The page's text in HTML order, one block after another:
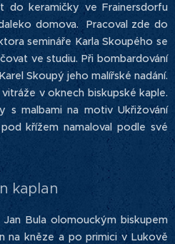
do keramičky ve Frainersdorfu
domova. Pracoval zde do
semináře Karla Skoupého se
ve studiu. Při bombardování
Skoupý jeho malířské nadání.
v oknech biskupské kaple.
s malbami na motiv Ukřižování
křížem namaloval podle své
Bula olomouckým biskupem
na kněze a po primici v Lukově